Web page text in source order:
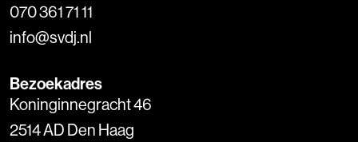
070 361 71 11
info@svdj.nl
Bezoekadres
Koninginnegracht 46
2514 AD Den Haag